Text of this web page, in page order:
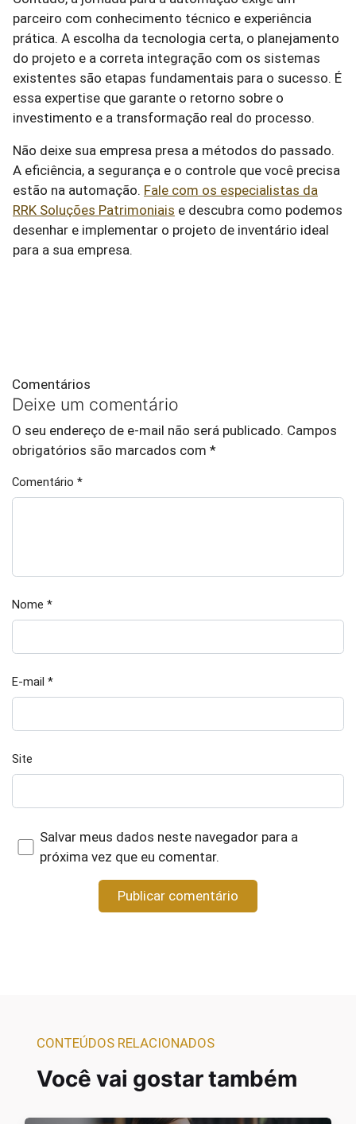
parceiro com conhecimento técnico e experiência
prática. A escolha da tecnologia certa, o planejamento
do projeto e a correta integração com os sistemas
existentes são etapas fundamentais para o sucesso. É
essa expertise que garante o retorno sobre o
investimento e a transformação real do processo.
Não deixe sua empresa presa a métodos do passado.
A eficiência, a segurança e o controle que você precisa
estão na automação. Fale com os especialistas da
RRK Soluções Patrimoniais e descubra como podemos
desenhar e implementar o projeto de inventário ideal
para a sua empresa.
Comentários
Deixe um comentário
O seu endereço de e-mail não será publicado. Campos
obrigatórios são marcados com *
Comentário *
Nome *
E-mail *
Site
Salvar meus dados neste navegador para a
próxima vez que eu comentar.
CONTEÚDOS RELACIONADOS
Você vai gostar também